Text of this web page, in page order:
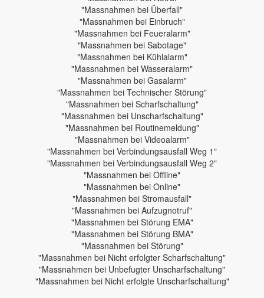
"Massnahmen bei Überfall"
"Massnahmen bei Einbruch"
"Massnahmen bei Feueralarm"
"Massnahmen bei Sabotage"
"Massnahmen bei Kühlalarm"
"Massnahmen bei Wasseralarm"
"Massnahmen bei Gasalarm"
"Massnahmen bei Technischer Störung"
"Massnahmen bei Scharfschaltung"
"Massnahmen bei Unscharfschaltung"
"Massnahmen bei Routinemeldung"
"Massnahmen bei Videoalarm"
"Massnahmen bei Verbindungsausfall Weg 1"
"Massnahmen bei Verbindungsausfall Weg 2"
"Massnahmen bei Offline"
"Massnahmen bei Online"
"Massnahmen bei Stromausfall"
"Massnahmen bei Aufzugnotruf"
"Massnahmen bei Störung EMA"
"Massnahmen bei Störung BMA"
"Massnahmen bei Störung"
"Massnahmen bei Nicht erfolgter Scharfschaltung"
"Massnahmen bei Unbefugter Unscharfschaltung"
"Massnahmen bei Nicht erfolgte Unscharfschaltung"